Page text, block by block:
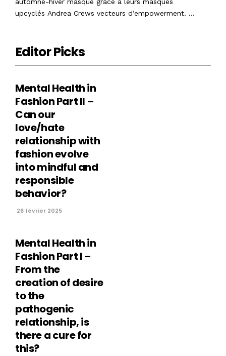
automne-hiver masqué grâce à leurs masques
upcyclés Andrea Crews vecteurs d’empowerment. …
Editor Picks
Mental Health in
Fashion Part II –
Can our
love/hate
relationship with
fashion evolve
into mindful and
responsible
behavior?
26 février 2025
Mental Health in
Fashion Part I –
From the
creation of desire
to the
pathogenic
relationship, is
there a cure for
this?